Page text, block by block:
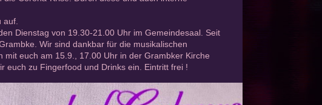
Dienstag von 19.30-21.00 Uhr im Gemeindesaal. Seit
Wir sind dankbar für die musikalischen
euch am 15.9., 17.00 Uhr in der Grambker Kirche
euch zu Fingerfood und Drinks ein. Eintritt frei !